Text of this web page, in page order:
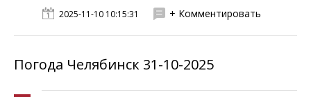
2025-11-10 10:15:31 + Комментировать
Погода Челябинск 31-10-2025